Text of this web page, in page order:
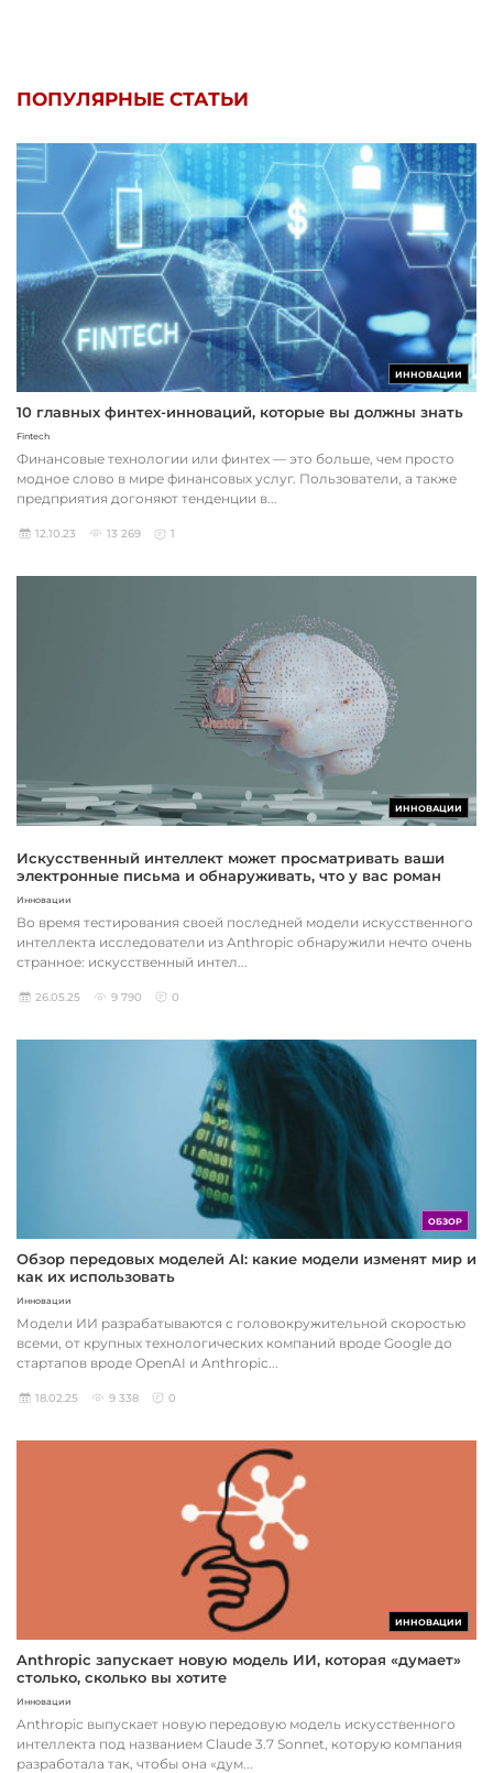
ПОПУЛЯРНЫЕ СТАТЬИ
ИННОВАЦИИ
10 главных финтех-инноваций, которые вы должны знать
Fintech
Финансовые технологии или финтех — это больше, чем просто
модное слово в мире финансовых услуг. Пользователи, а также
предприятия догоняют тенденции в...
12.10.23 13 269 1
ИННОВАЦИИ
Искусственный интеллект может просматривать ваши
электронные письма и обнаруживать, что у вас роман
Инновации
Во время тестирования своей последней модели искусственного
интеллекта исследователи из Anthropic обнаружили нечто очень
странное: искусственный интел...
26.05.25 9 790 0
ОБЗОР
Обзор передовых моделей AI: какие модели изменят мир и
как их использовать
Инновации
Модели ИИ разрабатываются с головокружительной скоростью
всеми, от крупных технологических компаний вроде Google до
стартапов вроде OpenAI и Anthropic...
18.02.25 9 338 0
ИННОВАЦИИ
Anthropic запускает новую модель ИИ, которая «думает»
столько, сколько вы хотите
Инновации
Anthropic выпускает новую передовую модель искусственного
интеллекта под названием Claude 3.7 Sonnet, которую компания
разработала так, чтобы она «дум...